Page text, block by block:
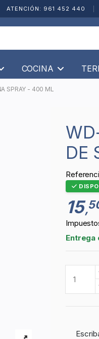
ATENCIÓN: 961 452 440
COCINA
SPRAY - 400 ML
WD-40 SPECIALIST - LUBRICANTE
DE
15,
Entrega